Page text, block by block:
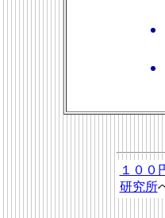
１００
研究所